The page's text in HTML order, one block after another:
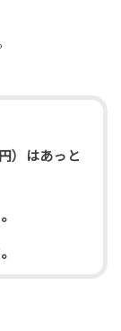
）はあっと